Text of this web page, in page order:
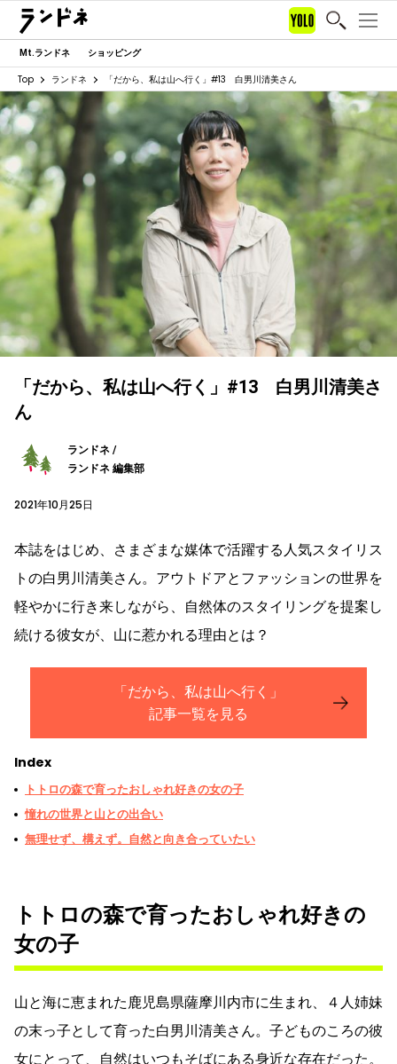
Mt.ランドネ ショッピング
Top ランドネ 「だから、私は山へ行く」#13 白男川清美さん
「だから、私は山へ行く」#13 白男川清美さ
ん
ランドネ /
ランドネ 編集部
2021年10月25日
本誌をはじめ、さまざまな媒体で活躍する人気スタイリス
トの白男川清美さん。アウトドアとファッションの世界を
軽やかに行き来しながら、自然体のスタイリングを提案し
続ける彼女が、山に惹かれる理由とは？
「だから、私は山へ行く」
記事一覧を見る
Index
トトロの森で育ったおしゃれ好きの女の子
憧れの世界と山との出合い
無理せず、構えず。自然と向き合っていたい
トトロの森で育ったおしゃれ好きの
女の子
山と海に恵まれた鹿児島県薩摩川内市に生まれ、４人姉妹
の末っ子として育った白男川清美さん。子どものころの彼
女にとって、自然はいつもそばにある身近な存在だった。